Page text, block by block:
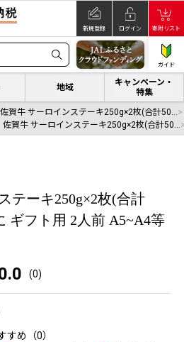
新規登録 ログイン 寄附リスト
ガイド
地域
キャンペーン・
特集
佐賀牛 サーロインステーキ250g×2枚(合計50…
佐賀牛 サーロインステーキ250g×2枚(合計50…
テーキ250g×2枚(合計
ギフト用 2人前 A5~A4等
(0)
すめ（0）